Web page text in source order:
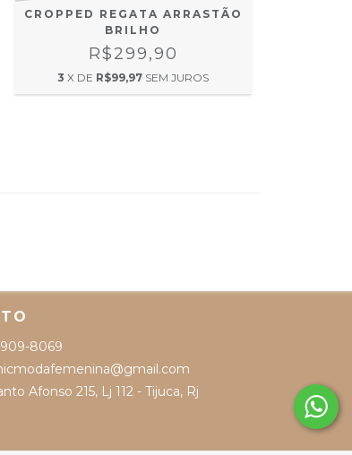
CROPPED REGATA ARRASTÃO
BRILHO
R$299,90
3 X DE R$99,97 SEM JUROS
8069
Afonso 215, Lj 112 - Tijuca, Rj